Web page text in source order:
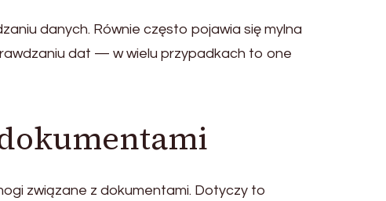
danych. Równie często pojawia się mylna
dat — w wielu przypadkach to one
związane z dokumentami. Dotyczy to